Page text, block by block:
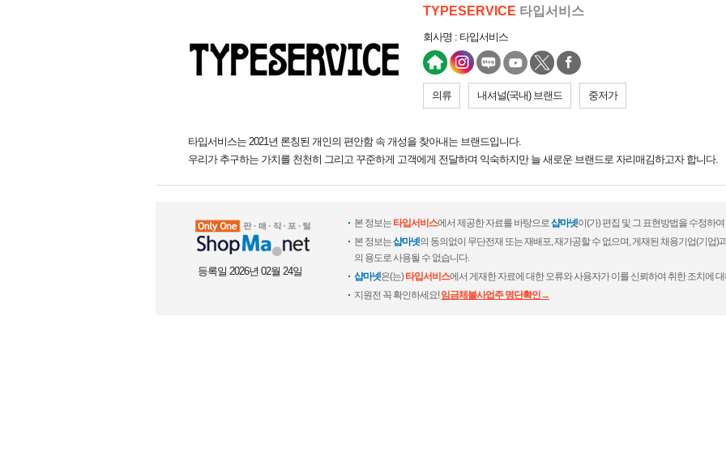
TYPESERVICE 타입서비스
회사명 : 타입서비스
의류 내셔널(국내) 브랜드 중저가
타입서비스는 2021년 론칭된 개인의 편안함 속 개성을 찾아내는 브랜드입니다.
우리가 추구하는 가치를 천천히 그리고 꾸준하게 고객에게 전달하며 익숙하지만 늘 새로운 브랜드로 자리매김하고자 합니다.
등록일 2026년 02월 24일
본 정보는 타입서비스에서 제공한 자료를 바탕으로샵마넷이(가) 편집 및 그 표현방법을 수정하
본 정보는샵마넷의 동의없이 무단전재 또는 재배포, 재가공할 수 없으며, 게재된 채용기업(기업)
의 용도로 사용될 수 없습니다.
샵마넷은(는)타입서비스에서 게재한 자료에 대한 오류와 사용자가 이를 신뢰하여 취한 조치에
지원전 꼭 확인하세요!임금체불사업주 명단확인→